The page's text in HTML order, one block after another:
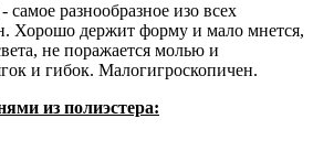
разнообразное изо всех
Хорошо держит форму и мало мнется,
не поражается молью и
и гибок. Малогигроскопичен.
из полиэстера: